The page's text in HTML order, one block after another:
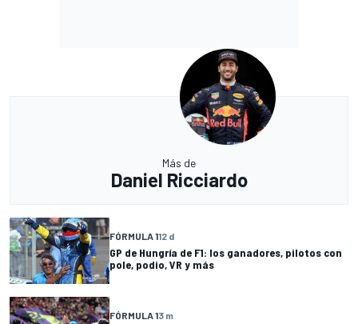
Más de
Daniel Ricciardo
FÓRMULA 112 d
GP de Hungría de F1: los ganadores, pilotos con
pole, podio, VR y más
FÓRMULA 13 m